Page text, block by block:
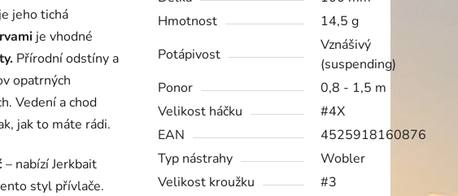
jeho tichá
je vhodné
Přírodní odstíny a
opatrných
Vedení a chod
jak to máte rádi.
– nabízí Jerkbait
styl přívlače.
Hmotnost
14,5 g
Potápivost
Vznášivý
(suspending)
Ponor
0,8 - 1,5 m
Velikost háčku
#4X
EAN
4525918160876
Typ nástrahy
Wobler
Velikost kroužku
#3